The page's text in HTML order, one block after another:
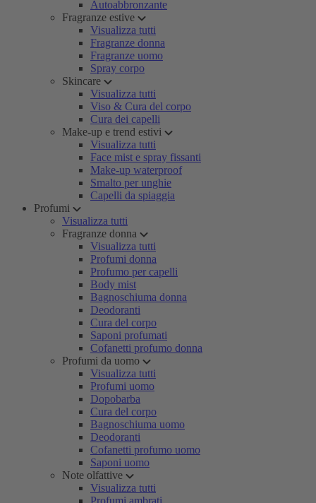
Autoabbronzante
Fragranze estive
Visualizza tutti
Fragranze donna
Fragranze uomo
Spray corpo
Skincare
Visualizza tutti
Viso & Cura del corpo
Cura dei capelli
Make-up e trend estivi
Visualizza tutti
Face mist e spray fissanti
Make-up waterproof
Smalto per unghie
Capelli da spiaggia
Profumi
Visualizza tutti
Fragranze donna
Visualizza tutti
Profumi donna
Profumo per capelli
Body mist
Bagnoschiuma donna
Deodoranti
Cura del corpo
Saponi profumati
Cofanetti profumo donna
Profumi da uomo
Visualizza tutti
Profumi uomo
Dopobarba
Cura del corpo
Bagnoschiuma uomo
Deodoranti
Cofanetti profumo uomo
Saponi uomo
Note olfattive
Visualizza tutti
Profumi ambrati